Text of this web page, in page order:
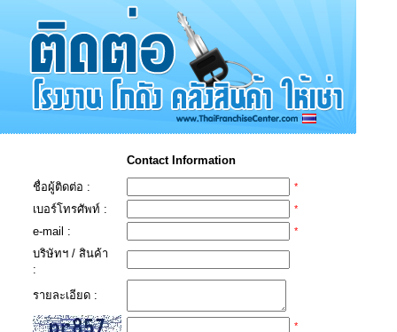
Contact Information
ชื่อผู้ติดต่อ :
*
เบอร์โทรศัพท์ : *
e-mail : *
บริษัทฯ / สินค้า
:
รายละเอียด :
*